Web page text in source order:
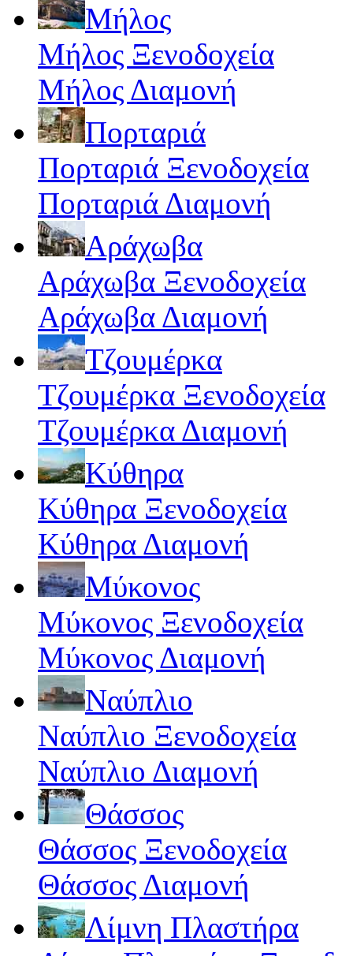
Μήλος
Μήλος Ξενοδοχεία
Μήλος Διαμονή
Πορταριά
Πορταριά Ξενοδοχεία
Πορταριά Διαμονή
Αράχωβα
Αράχωβα Ξενοδοχεία
Αράχωβα Διαμονή
Τζουμέρκα
Τζουμέρκα Ξενοδοχεία
Τζουμέρκα Διαμονή
Κύθηρα
Κύθηρα Ξενοδοχεία
Κύθηρα Διαμονή
Μύκονος
Μύκονος Ξενοδοχεία
Μύκονος Διαμονή
Ναύπλιο
Ναύπλιο Ξενοδοχεία
Ναύπλιο Διαμονή
Θάσσος
Θάσσος Ξενοδοχεία
Θάσσος Διαμονή
Λίμνη Πλαστήρα